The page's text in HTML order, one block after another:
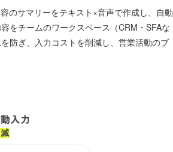
のサマリーをテキスト×音声で作成し、自動
をチームのワークスペース（CRM・SFAな
防ぎ、入力コストを削減し、営業活動のブ